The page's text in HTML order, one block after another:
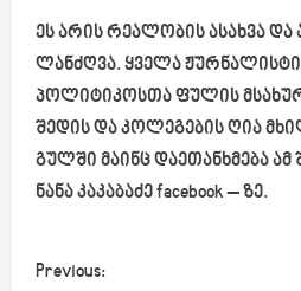
ეს არის რეალობის ასახვა
ლანძღვა. ყველა
პოლიტიკოსთა ფულის
შედის და კოლეგების ღია
გულში მაინც დაეთანხმება ამ
ნანა კაკაბაძე facebook – ზე.
P
Previous: